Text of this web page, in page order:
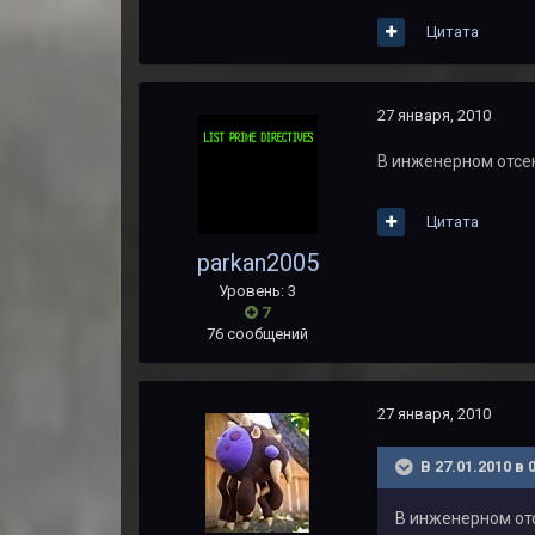
Цитата
parkan2005
Уровень: 3
7
76 сообщений
27 января, 2010
В инженерном
Цитата
27 января, 2010
В 27.01.2010 в
В инженерном